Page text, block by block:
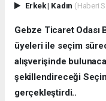
Erkek| Kadın (Haberi
Gebze Ticaret Odası
üyeleri ile seçim
alışverişinde
şekillendireceği
gerçekleştirdi..